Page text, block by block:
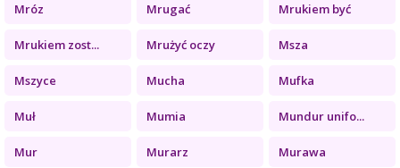
Mróz Mrugać Mrukiem być
Mrukiem zost... Mrużyć oczy Msza
Mszyce Mucha Mufka
Muł Mumia Mundur unifo...
Mur Murarz Murawa